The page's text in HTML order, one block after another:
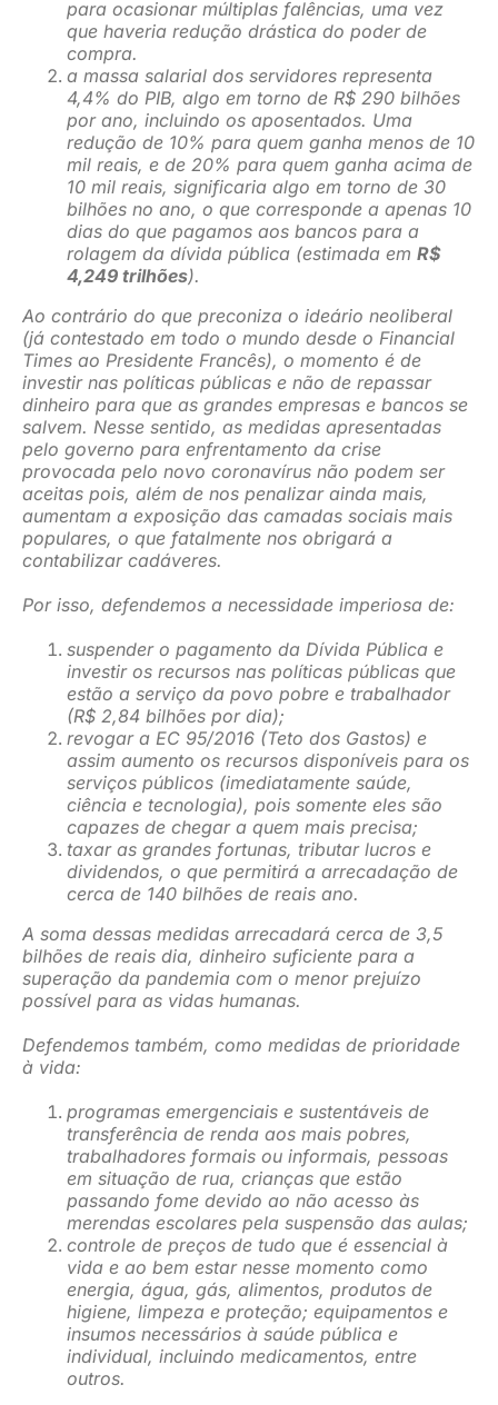
para ocasionar múltiplas falências, uma vez
que haveria redução drástica do poder de
compra.
a massa salarial dos servidores representa
4,4% do PIB, algo em torno de R$ 290 bilhões
por ano, incluindo os aposentados. Uma
redução de 10% para quem ganha menos de 10
mil reais, e de 20% para quem ganha acima de
10 mil reais, significaria algo em torno de 30
bilhões no ano, o que corresponde a apenas 10
dias do que pagamos aos bancos para a
rolagem da dívida pública (estimada em R$
4,249 trilhões).
Ao contrário do que preconiza o ideário neoliberal
(já contestado em todo o mundo desde o Financial
Times ao Presidente Francês), o momento é de
investir nas políticas públicas e não de repassar
dinheiro para que as grandes empresas e bancos se
salvem. Nesse sentido, as medidas apresentadas
pelo governo para enfrentamento da crise
provocada pelo novo coronavírus não podem ser
aceitas pois, além de nos penalizar ainda mais,
aumentam a exposição das camadas sociais mais
populares, o que fatalmente nos obrigará a
contabilizar cadáveres.
Por isso, defendemos a necessidade imperiosa de:
suspender o pagamento da Dívida Pública e
investir os recursos nas políticas públicas que
estão a serviço da povo pobre e trabalhador
(R$ 2,84 bilhões por dia);
revogar a EC 95/2016 (Teto dos Gastos) e
assim aumento os recursos disponíveis para os
serviços públicos (imediatamente saúde,
ciência e tecnologia), pois somente eles são
capazes de chegar a quem mais precisa;
taxar as grandes fortunas, tributar lucros e
dividendos, o que permitirá a arrecadação de
cerca de 140 bilhões de reais ano.
A soma dessas medidas arrecadará cerca de 3,5
bilhões de reais dia, dinheiro suficiente para a
superação da pandemia com o menor prejuízo
possível para as vidas humanas.
Defendemos também, como medidas de prioridade
à vida:
programas emergenciais e sustentáveis de
transferência de renda aos mais pobres,
trabalhadores formais ou informais, pessoas
em situação de rua, crianças que estão
passando fome devido ao não acesso às
merendas escolares pela suspensão das aulas;
controle de preços de tudo que é essencial à
vida e ao bem estar nesse momento como
energia, água, gás, alimentos, produtos de
higiene, limpeza e proteção; equipamentos e
insumos necessários à saúde pública e
individual, incluindo medicamentos, entre
outros.